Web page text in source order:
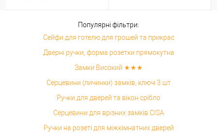
Популярні фільтри:
Сейфи для готелю для грошей та прикрас
Дверні ручки, форма розетки прямокутна
Замки Високий ★★★
Серцевини (личинки) замків, ключі 3 шт
Ручки для дверей та вікон срібло
Серцевини для врізних замків CISA
Ручки на розеті для міжкімнатних дверей